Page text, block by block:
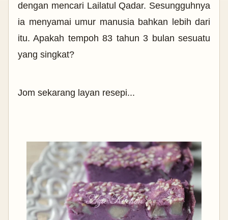
dengan mencari Lailatul Qadar. Sesungguhnya
ia menyamai umur manusia bahkan lebih dari
itu. Apakah tempoh 83 tahun 3 bulan sesuatu
yang singkat?
Jom sekarang layan resepi...